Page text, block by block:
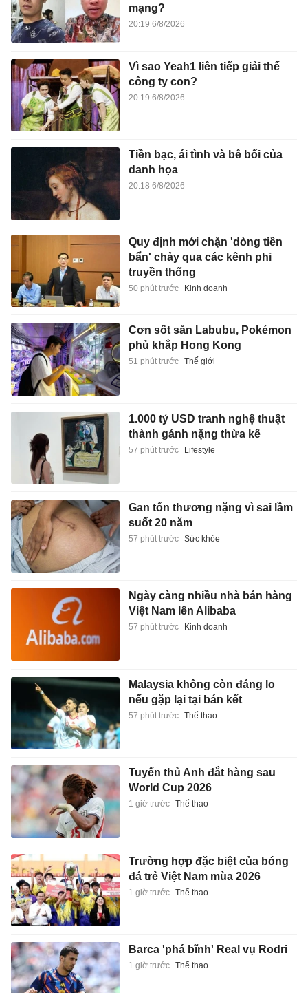
mạng?
20:19 6/8/2026
Vì sao Yeah1 liên tiếp giải thể
công ty con?
20:19 6/8/2026
Tiền bạc, ái tình và bê bối của
danh họa
20:18 6/8/2026
Quy định mới chặn 'dòng tiền
bẩn' chảy qua các kênh phi
truyền thống
50 phút trước Kinh doanh
Cơn sốt săn Labubu, Pokémon
phủ khắp Hong Kong
51 phút trước Thế giới
1.000 tỷ USD tranh nghệ thuật
thành gánh nặng thừa kế
57 phút trước Lifestyle
Gan tổn thương nặng vì sai lầm
suốt 20 năm
57 phút trước Sức khỏe
Ngày càng nhiều nhà bán hàng
Việt Nam lên Alibaba
57 phút trước Kinh doanh
Malaysia không còn đáng lo
nếu gặp lại tại bán kết
57 phút trước Thể thao
Tuyển thủ Anh đắt hàng sau
World Cup 2026
1 giờ trước Thể thao
Trường hợp đặc biệt của bóng
đá trẻ Việt Nam mùa 2026
1 giờ trước Thể thao
Barca 'phá bĩnh' Real vụ Rodri
1 giờ trước Thể thao